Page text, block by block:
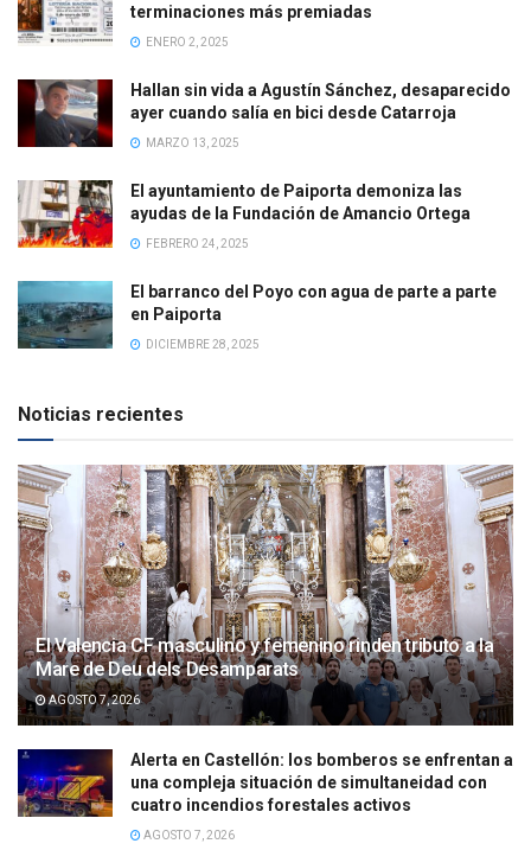
terminaciones más premiadas
ENERO 2, 2025
Hallan sin vida a Agustín Sánchez, desaparecido
ayer cuando salía en bici desde Catarroja
MARZO 13, 2025
El ayuntamiento de Paiporta demoniza las
ayudas de la Fundación de Amancio Ortega
FEBRERO 24, 2025
El barranco del Poyo con agua de parte a parte
en Paiporta
DICIEMBRE 28, 2025
Noticias recientes
El Valencia CF masculino y femenino rinden tributo a la
Mare de Deu dels Desamparats
AGOSTO 7, 2026
Alerta en Castellón: los bomberos se enfrentan a
una compleja situación de simultaneidad con
cuatro incendios forestales activos
AGOSTO 7, 2026